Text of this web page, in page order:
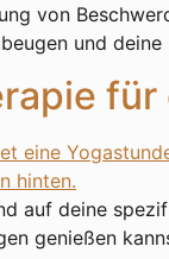
von
und
auf deine
genießen